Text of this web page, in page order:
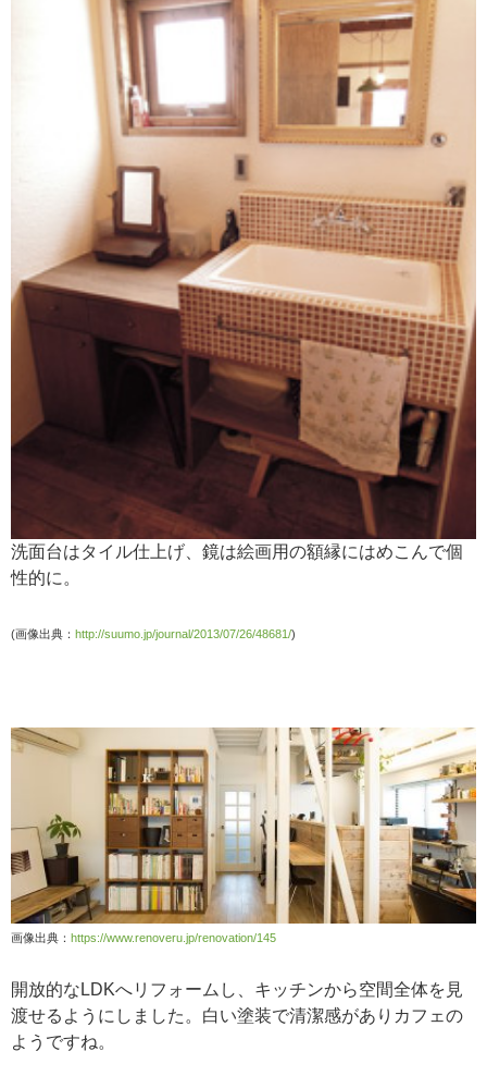
洗面台はタイル仕上げ、鏡は絵画用の額縁にはめこんで個
性的に。
(画像出典： http://suumo.jp/journal/2013/07/26/48681/)
画像出典： https://www.renoveru.jp/renovation/145
開放的なLDKへリフォームし、キッチンから空間全体を見
渡せるようにしました。白い塗装で清潔感がありカフェの
ようですね。